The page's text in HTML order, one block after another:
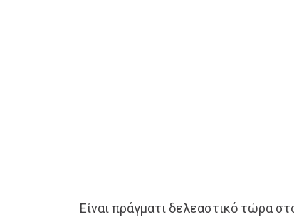
Είναι πράγματι δελεαστικό τώρα